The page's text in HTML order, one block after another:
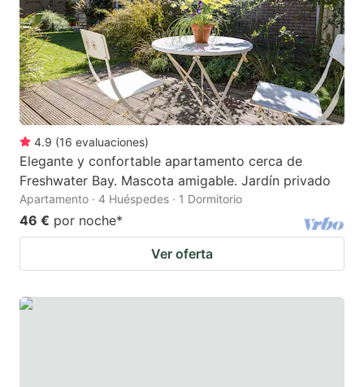
4.9 (16 evaluaciones)
Elegante y confortable apartamento cerca de
Freshwater Bay. Mascota amigable. Jardín privado
Apartamento · 4 Huéspedes · 1 Dormitorio
46 € por noche*
Ver oferta